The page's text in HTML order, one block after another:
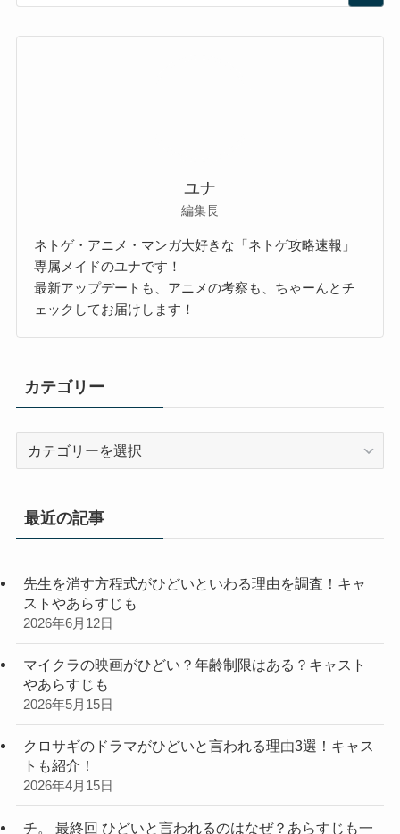
ユナ
編集長
ネトゲ・アニメ・マンガ大好きな「ネトゲ攻略速報」
専属メイドのユナです！
最新アップデートも、アニメの考察も、ちゃーんとチ
ェックしてお届けします！
カテゴリー
リ
最近の記事
先生を消す方程式がひどいといわる理由を調査！キャ
ストやあらすじも
2026年6月12日
マイクラの映画がひどい？年齢制限はある？キャスト
やあらすじも
2026年5月15日
クロサギのドラマがひどいと言われる理由3選！キャス
トも紹介！
2026年4月15日
チ。 最終回 ひどいと言われるのはなぜ？あらすじも一